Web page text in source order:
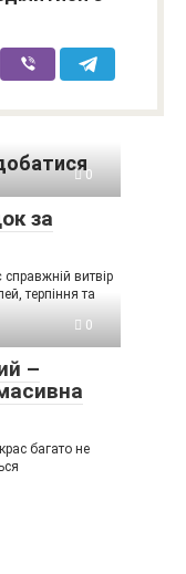
0
за
витвір
терпіння та
0
–
багато не